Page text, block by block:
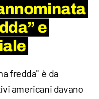
e
fredda" è da
americani davano